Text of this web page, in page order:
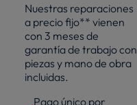
Nuestras reparaciones
a precio fijo** vienen
con 3 meses de
garantía de trabajo con
piezas y mano de obra
incluidas.
Pago único por